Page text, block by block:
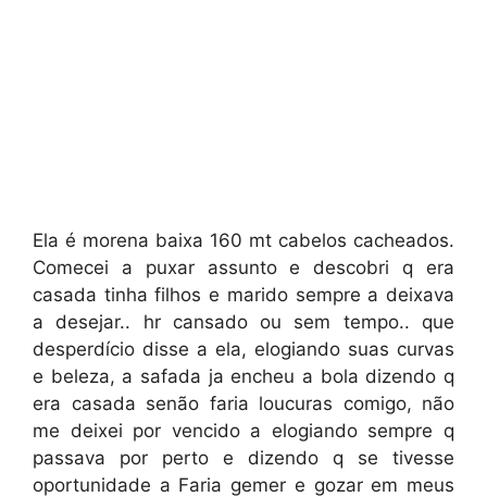
Ela é morena baixa 160 mt cabelos cacheados.
Comecei a puxar assunto e descobri q era
casada tinha filhos e marido sempre a deixava
a desejar.. hr cansado ou sem tempo.. que
desperdício disse a ela, elogiando suas curvas
e beleza, a safada ja encheu a bola dizendo q
era casada senão faria loucuras comigo, não
me deixei por vencido a elogiando sempre q
passava por perto e dizendo q se tivesse
oportunidade a Faria gemer e gozar em meus